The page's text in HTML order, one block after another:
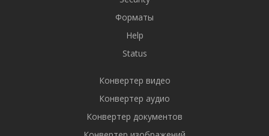
Форматы
Help
Status
Конвертер видео
Конвертер аудио
Конвертер документов